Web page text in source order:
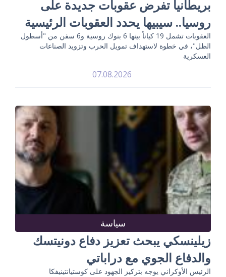
بريطانيا تفرض عقوبات جديدة على
روسيا.. سيبيها يحدد العقوبات الرئيسية
العقوبات تشمل 19 كياناً بينها 6 بنوك روسية و6 سفن من "أسطول
الظل"، في خطوة لاستهداف تمويل الحرب وتزويد الصناعات
العسكرية
07.08.2026
سياسة
زيلينسكي يبحث تعزيز دفاع دونيتسك
والدفاع الجوي مع دراباتي
الرئيس الأوكراني يوجه بتركيز الجهود على كوستيانتينيفكا